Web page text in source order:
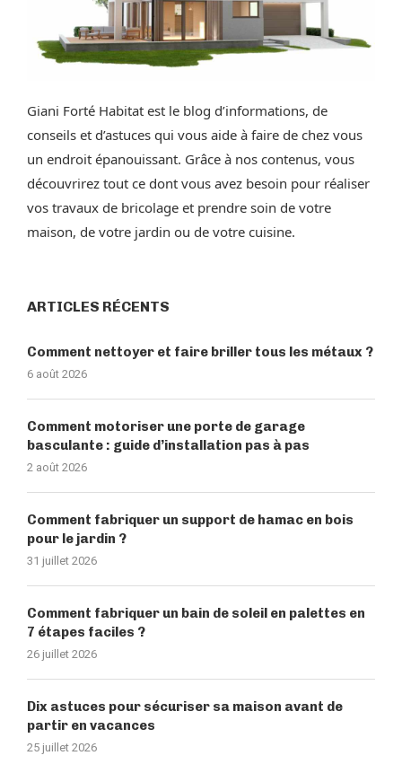
Giani Forté Habitat est le blog d’informations, de
conseils et d’astuces qui vous aide à faire de chez vous
un endroit épanouissant. Grâce à nos contenus, vous
découvrirez tout ce dont vous avez besoin pour réaliser
vos travaux de bricolage et prendre soin de votre
maison, de votre jardin ou de votre cuisine.
ARTICLES RÉCENTS
Comment nettoyer et faire briller tous les métaux ?
6 août 2026
Comment motoriser une porte de garage
basculante : guide d’installation pas à pas
2 août 2026
Comment fabriquer un support de hamac en bois
pour le jardin ?
31 juillet 2026
Comment fabriquer un bain de soleil en palettes en
7 étapes faciles ?
26 juillet 2026
Dix astuces pour sécuriser sa maison avant de
partir en vacances
25 juillet 2026